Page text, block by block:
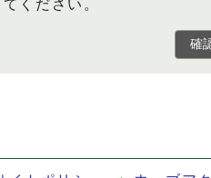
ください。
確